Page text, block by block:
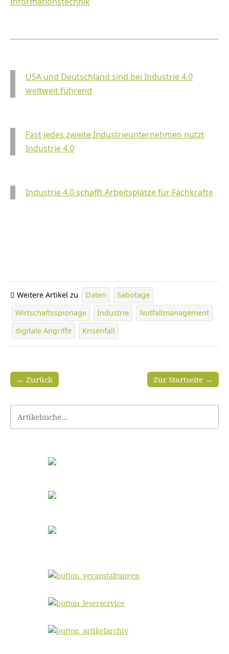
USA und Deutschland sind bei Industrie 4.0
weltweit führend
Fast jedes zweite Industrieunternehmen nutzt
Industrie 4.0
Industrie 4.0 schafft Arbeitsplätze für Fachkräfte
Weitere Artikel zu Daten
Sabotage
Wirtschaftsspionage
Industrie
Notfallmanagement
digitale Angriffe
Krisenfall
Zur Startseite →
← Zurück